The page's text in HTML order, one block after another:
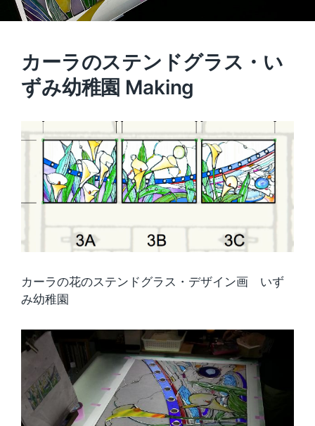
カーラのステンドグラス・い
ずみ幼稚園 Making
カーラの花のステンドグラス・デザイン画 いず
み幼稚園